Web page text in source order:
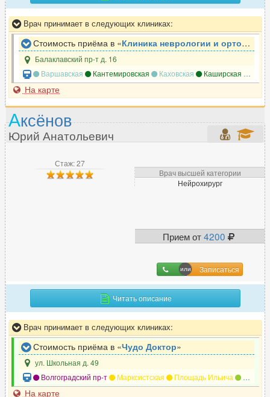
К
Кардиолог 607
Кинезиолог
Колопроктолог 164
Косметолог
Косметолог-дерматолог 369
Лазерный хирург 51
14
Мануальный терапевт 305
Массажист
Миколог
Н
Врач принимает в следующих клиниках:
Стоимость приёма в «Клиника неврологии и ортопедии ЗдравКлиник
Балаклавский пр-т д. 16
Варшавская
Кантемировская Каховская Каширская
На карте
Стаж: 27
Врач высшей категории
Нейрохирург
Прием от4200
Записаться
Аксёнов
Юрий Анатольевич
Читать описание
Врач принимает в следующих клиниках:
Стоимость приёма в «Чудо Доктор»
ул. Школьная д. 49
Волгоградский пр-т
Марксистская Площадь Ильича Римская
На карте